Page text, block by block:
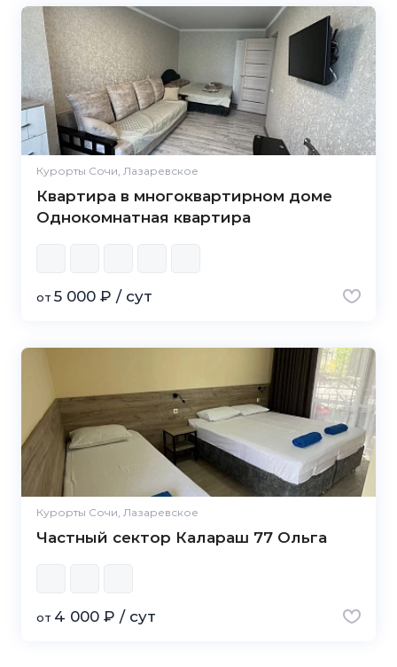
Курорты Сочи, Лазаревское
Квартира в многоквартирном доме
Однокомнатная квартира
от 5 000 ₽ / сут
Курорты Сочи, Лазаревское
Частный сектор Калараш 77 Ольга
от 4 000 ₽ / сут